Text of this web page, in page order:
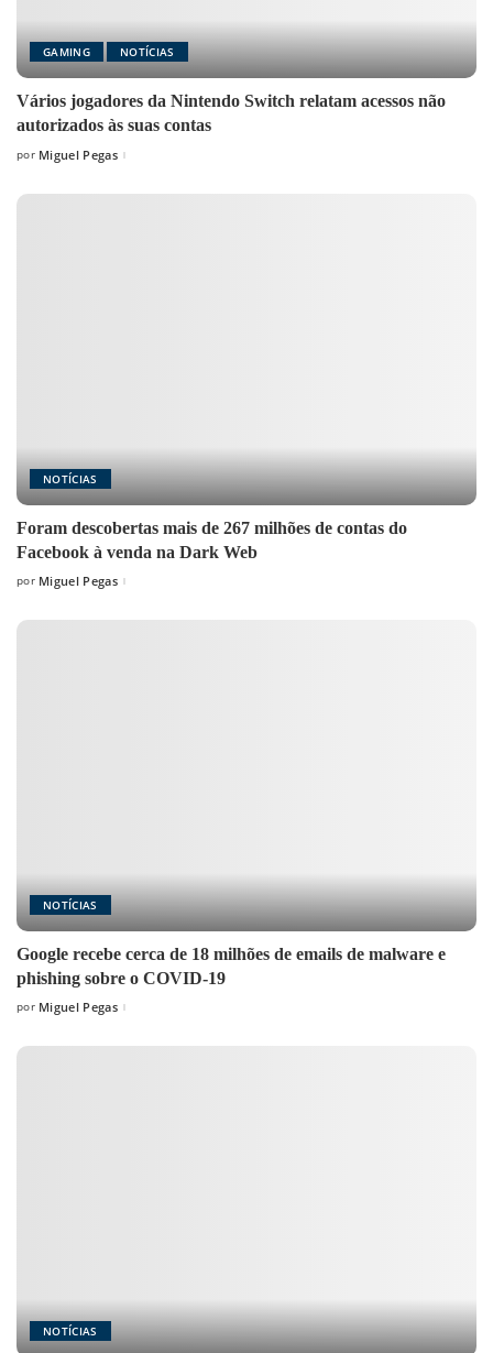
GAMING NOTÍCIAS
Vários jogadores da Nintendo Switch relatam acessos não
autorizados às suas contas
Posted
por Miguel Pegas
NOTÍCIAS
Foram descobertas mais de 267 milhões de contas do
Facebook à venda na Dark Web
Posted
por Miguel Pegas
NOTÍCIAS
Google recebe cerca de 18 milhões de emails de malware e
phishing sobre o COVID-19
Posted
por Miguel Pegas
NOTÍCIAS